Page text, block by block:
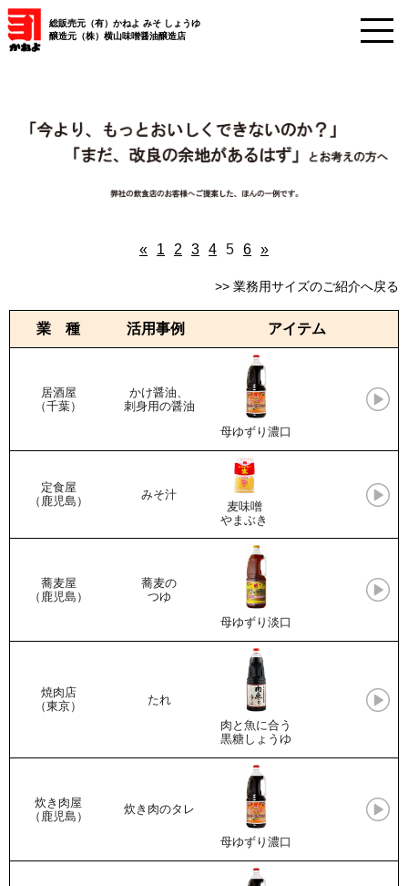
総販売元（有）かねよ みそ しょうゆ
醸造元（株）横山味噌醤油醸造店
« 1 2 3 4 5 6 »
>> 業務用サイズのご紹介へ戻る
業 種 活用事例 アイテム
居酒屋
（千葉）
かけ醤油、
刺身用の醤油
母ゆずり濃口
定食屋
（鹿児島）
みそ汁
麦味噌
やまぶき
蕎麦屋
（鹿児島）
蕎麦の
つゆ
母ゆずり淡口
焼肉店
（東京）
たれ
肉と魚に合う
黒糖しょうゆ
炊き肉屋
（鹿児島）
炊き肉のタレ
母ゆずり濃口